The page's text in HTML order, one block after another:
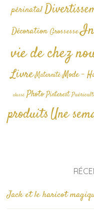
périnatal
Décoration Grossesse
vie de chez
Livre Maternité Mode -
classé Photo Pinterest
produitsUne
Jack et le haricot